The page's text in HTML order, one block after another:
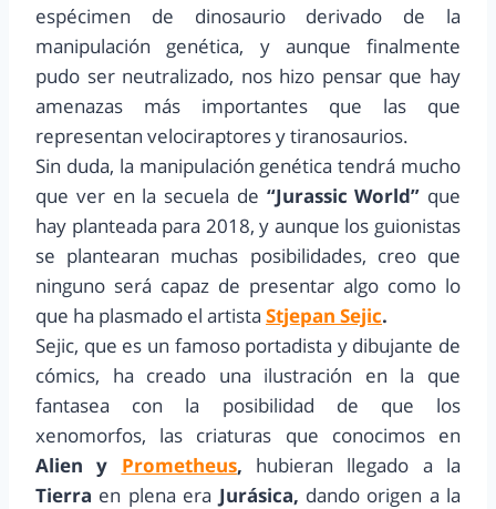
espécimen de dinosaurio derivado de la
manipulación genética, y aunque finalmente
pudo ser neutralizado, nos hizo pensar que hay
amenazas más importantes que las que
representan velociraptores y tiranosaurios.
Sin duda, la manipulación genética tendrá mucho
que ver en la secuela de “Jurassic World” que
hay planteada para 2018, y aunque los guionistas
se plantearan muchas posibilidades, creo que
ninguno será capaz de presentar algo como lo
que ha plasmado el artista Stjepan Sejic.
Sejic, que es un famoso portadista y dibujante de
cómics, ha creado una ilustración en la que
fantasea con la posibilidad de que los
xenomorfos, las criaturas que conocimos en
Alien y Prometheus, hubieran llegado a la
Tierra en plena era Jurásica, dando origen a la